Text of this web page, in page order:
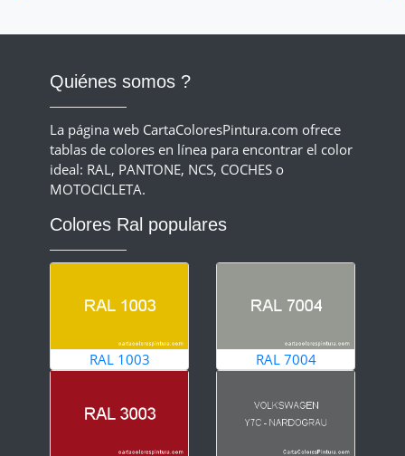
Quiénes somos ?
La página web CartaColoresPintura.com ofrece
tablas de colores en línea para encontrar el color
ideal: RAL, PANTONE, NCS, COCHES o
MOTOCICLETA.
Colores Ral populares
RAL 1003 RAL 7004